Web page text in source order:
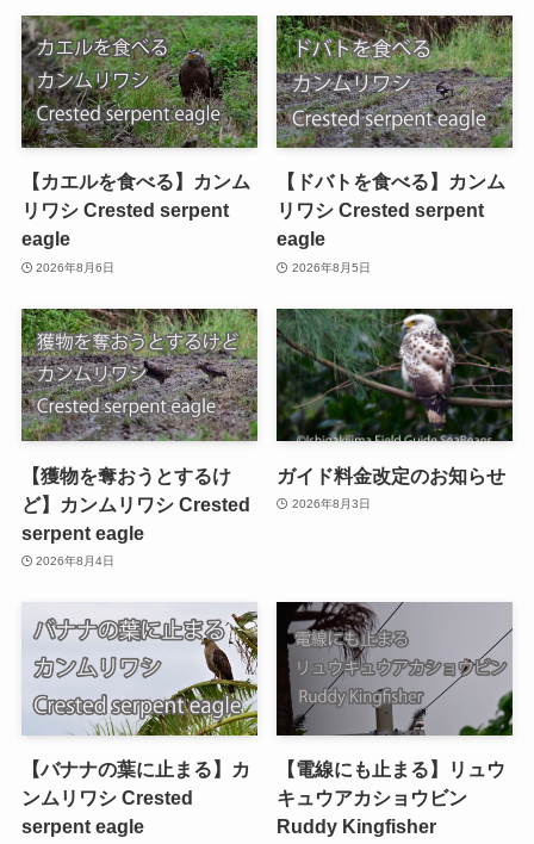
【カエルを食べる】カンム
リワシ Crested serpent
eagle
2026年8月6日
【ドバトを食べる】カンム
リワシ Crested serpent
eagle
2026年8月5日
【獲物を奪おうとするけ
ど】カンムリワシ Crested
serpent eagle
2026年8月4日
ガイド料金改定のお知らせ
2026年8月3日
【バナナの葉に止まる】カ
ンムリワシ Crested
serpent eagle
【電線にも止まる】リュウ
キュウアカショウビン
Ruddy Kingfisher